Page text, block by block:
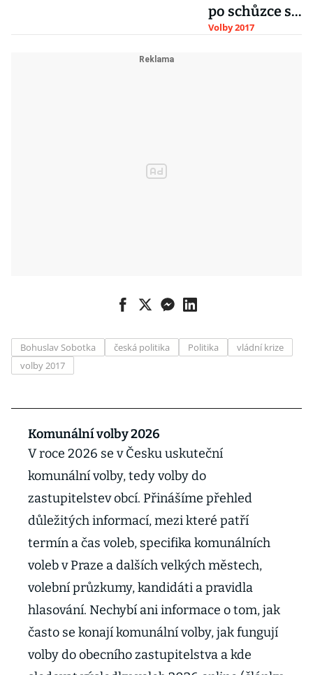
po schůzce s
prezidentem.
Volby 2017
Bohuslav Sobotka česká politika Politika
vládní krize
volby 2017
Komunální volby 2026
V roce 2026 se v Česku uskuteční
komunální volby, tedy volby do
zastupitelstev obcí. Přinášíme přehled
důležitých informací, mezi které patří
termín a čas voleb, specifika komunálních
voleb v Praze a dalších velkých městech,
volební průzkumy, kandidáti a pravidla
hlasování. Nechybí ani informace o tom, jak
často se konají komunální volby, jak fungují
volby do obecního zastupitelstva a kde